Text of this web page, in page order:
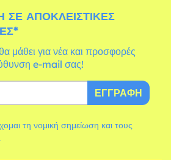
ΣΕ ΑΠΟΚΛΕΙΣΤΙΚΈΣ
μάθει για νέα και προσφορές
e-mail σας!
ΕΓΓΡΑΦΉ
τη νομική σημείωση και τους